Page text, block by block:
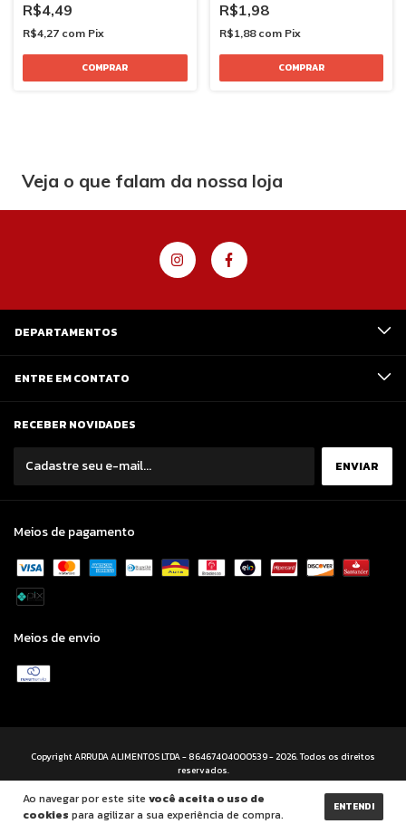
Ao navegar por este site você aceita o uso de
cookies para agilizar a sua experiência de compra.
ENTENDI
R$4,49
R$4,27 com Pix
R$1,98
R$1,88 com Pix
Veja o que falam da nossa loja
DEPARTAMENTOS
ENTRE EM CONTATO
RECEBER NOVIDADES
Meios de pagamento
Meios de envio
Copyright ARRUDA ALIMENTOS LTDA - 86467404000539 - 2026. Todos os direitos
reservados.